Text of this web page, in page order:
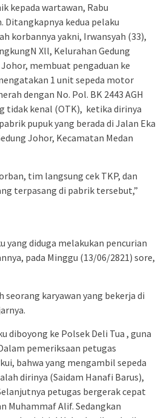
kepada wartawan, Rabu
Ditangkapnya kedua pelaku
korbannya yakni, Irwansyah (33),
Xll, Kelurahan Gedung
membuat pengaduan ke
1 unit sepeda motor
dengan No. Pol. BK 2443 AGH
tidak kenal (OTK), ketika dirinya
pupuk yang berada di Jalan Eka
Johor, Kecamatan Medan
tim langsung cek TKP, dan
terpasang di pabrik tersebut,”
yang diduga melakukan pencurian
pada Minggu (13/06/2821) sore,
seorang karyawan yang bekerja di
diboyong ke Polsek Deli Tua , guna
pemeriksaan petugas
bahwa yang mengambil sepeda
dirinya (Saidam Hanafi Barus),
petugas bergerak cepat
Muhammaf Alif. Sedangkan